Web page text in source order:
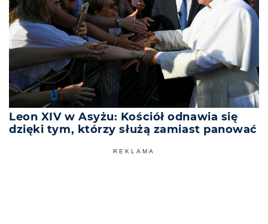
Leon XIV w Asyżu: Kościół odnawia się
dzięki tym, którzy służą zamiast panować
REKLAMA